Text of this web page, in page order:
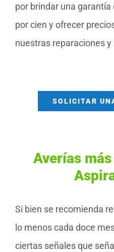
por brindar una
por cien y ofrecer
nuestras reparaciones
SOLICITAR
Averías
Si bien se recomienda
lo menos cada doce
ciertas señales que